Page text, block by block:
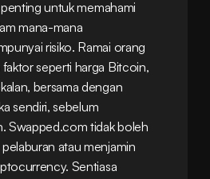
untuk memahami
mana-mana
risiko. Ramai orang
seperti harga Bitcoin,
bersama dengan
sendiri, sebelum
Swapped.com tidak boleh
atau menjamin
Sentiasa